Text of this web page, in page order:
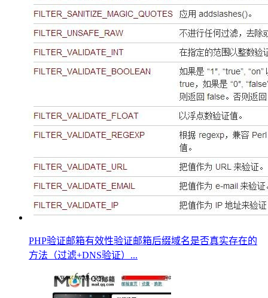
PHP验证邮箱有效性验证邮箱后缀域名是否真实存在的
方法（过滤+DNS验证）...